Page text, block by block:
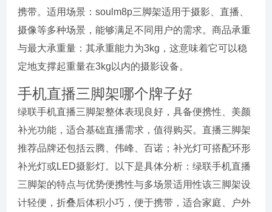
携带。适用场景：soulm8p三脚架适用于摄影、直播、
摄像等多种场景，能够满足不同用户的需求。商品承重
与最大承重量：其承重能力为3kg，这意味着它可以稳
定地支撑起重量在3kg以内的摄影设备。
手机直播三脚架哪个牌子好
绿联手机直播三脚架整体表现良好，具备便携性、美颜
补光功能，适合基础直播需求，值得购买。直播三脚架
推荐品牌还包括云腾、伟峰、百诺；补光灯可搭配环形
补光灯或LED摄影灯。以下是具体分析：绿联手机直播
三脚架的特点与优势便携性与多场景适用性该三脚架设
计轻便，折叠后体积小巧，便于携带，适合家庭、户外